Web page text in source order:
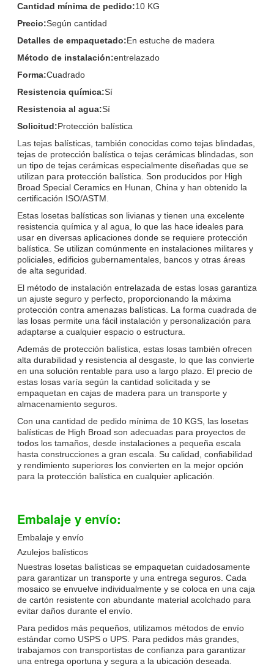
Cantidad mínima de pedido:10 KG
Precio:Según cantidad
Detalles de empaquetado:En estuche de madera
Método de instalación:entrelazado
Forma:Cuadrado
Resistencia química:Sí
Resistencia al agua:Sí
Solicitud:Protección balística
Las tejas balísticas, también conocidas como tejas blindadas,
tejas de protección balística o tejas cerámicas blindadas, son
un tipo de tejas cerámicas especialmente diseñadas que se
utilizan para protección balística. Son producidos por High
Broad Special Ceramics en Hunan, China y han obtenido la
certificación ISO/ASTM.
Estas losetas balísticas son livianas y tienen una excelente
resistencia química y al agua, lo que las hace ideales para
usar en diversas aplicaciones donde se requiere protección
balística. Se utilizan comúnmente en instalaciones militares y
policiales, edificios gubernamentales, bancos y otras áreas
de alta seguridad.
El método de instalación entrelazada de estas losas garantiza
un ajuste seguro y perfecto, proporcionando la máxima
protección contra amenazas balísticas. La forma cuadrada de
las losas permite una fácil instalación y personalización para
adaptarse a cualquier espacio o estructura.
Además de protección balística, estas losas también ofrecen
alta durabilidad y resistencia al desgaste, lo que las convierte
en una solución rentable para uso a largo plazo. El precio de
estas losas varía según la cantidad solicitada y se
empaquetan en cajas de madera para un transporte y
almacenamiento seguros.
Con una cantidad de pedido mínima de 10 KGS, las losetas
balísticas de High Broad son adecuadas para proyectos de
todos los tamaños, desde instalaciones a pequeña escala
hasta construcciones a gran escala. Su calidad, confiabilidad
y rendimiento superiores los convierten en la mejor opción
para la protección balística en cualquier aplicación.
Embalaje y envío:
Embalaje y envío
Azulejos balísticos
Nuestras losetas balísticas se empaquetan cuidadosamente
para garantizar un transporte y una entrega seguros. Cada
mosaico se envuelve individualmente y se coloca en una caja
de cartón resistente con abundante material acolchado para
evitar daños durante el envío.
Para pedidos más pequeños, utilizamos métodos de envío
estándar como USPS o UPS. Para pedidos más grandes,
trabajamos con transportistas de confianza para garantizar
una entrega oportuna y segura a la ubicación deseada.